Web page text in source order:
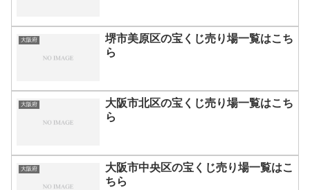
大阪府
堺市美原区の宝くじ売り場一覧はこち
ら
大阪府
大阪市北区の宝くじ売り場一覧はこち
ら
大阪府
大阪市中央区の宝くじ売り場一覧はこ
ちら